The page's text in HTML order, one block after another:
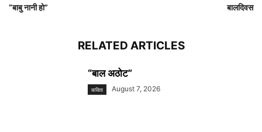
“बाबु नानी हाे” बालदिवस
RELATED ARTICLES
“बाल अठोट”
कविता August 7, 2026